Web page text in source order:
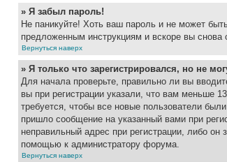
» Я забыл пароль!
Не паникуйте! Хоть ваш пароль и не может
предложенным инструкциям и вскоре вы
Вернуться наверх
» Я только что зарегистрировался, но не
Для начала проверьте, правильно ли вы
вы при регистрации указали, что вам меньше
требуется, чтобы все новые пользователи
пришло сообщение на указанный вами при
неправильный адрес при регистрации, либо
помощью к администратору форума.
Вернуться наверх